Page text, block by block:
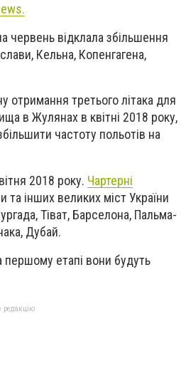
червень відклала збільшення
Кельна, Копенгагена,
отримання третього літака для
в Жулянах в квітні 2018 року,
частоту польотів на
2018 року. Чартерні
інших великих міст України
Тіват, Барселона, Пальма-
Дубай.
першому етапі вони будуть
редакцію